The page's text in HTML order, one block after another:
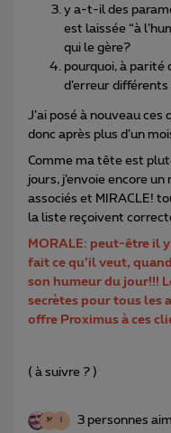
y a-t-il des
est laissée “à
qui le gère?
pourquoi, à parité
d’erreur différents
J’ai posé à nouveau ces
donc après plus d’un
Comme ma tête est
jours, j’envoie encore
associés et MIRACLE!
la liste reçoivent
MORALE: peut-être il
fait ce qu’il veut,
son humeur du jour!!!
secrètes pour tous les
offre Proximus à ces
( à suivre ? )
M 3 personnes